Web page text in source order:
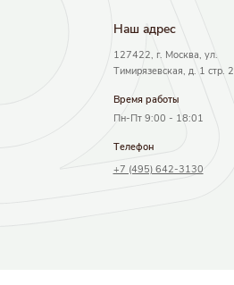
Наш адрec
127422, г. Москва, ул.
Тимирязевская, д. 1 стр. 2
Время работы
Пн-Пт 9:00 - 18:01
Телефон
+7 (495) 642-3130